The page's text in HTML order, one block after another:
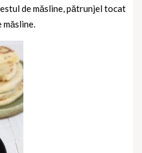
de măsline, pătrunjel tocat
măsline.